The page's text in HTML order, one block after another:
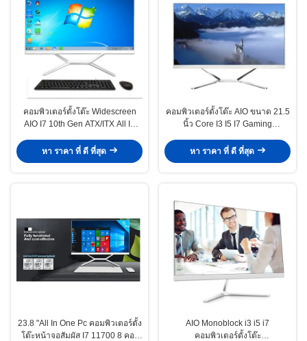
คอมพิวเตอร์ตั้งโต๊ะ Widescreen
AIO I7 10th Gen ATX/ITX All In
หา ราคา ที่ ดี ที่สุด
คอมพิวเตอร์ตั้งโต๊ะ AIO ขนาด 21.5
นิ้ว Core I3 I5 I7 Gaming
หา ราคา ที่ ดี ที่สุด
23.8 "All In One Pc คอมพิวเตอร์ตั้ง
โต๊ะหน้าจอสัมผัส I7 11700 8 คอร์
AIO Monoblock i3 i5 i7
คอมพิวเตอร์ตั้งโต๊ะ